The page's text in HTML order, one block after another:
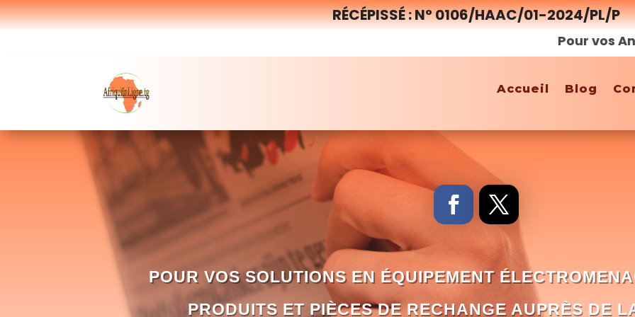
RÉCÉPISSÉ : N° 0106/HAAC/01-2024/PL/P
Pour vos
Accueil Blog
POUR VOS SOLUTIONS EN ÉQUIPEMENT
PRODUITS ET PIÈCES DE RECHANGE AUPRÈS DE